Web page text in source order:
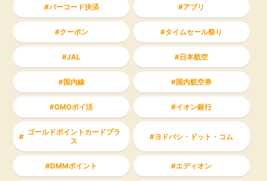
バーコード決済 アプリ
クーポン タイムセール祭り
JAL 日本航空
国内線 国内航空券
GMOポイ活 イオン銀行
ゴールドポイントカードプラ
ス
ヨドバシ・ドット・コム
DMMポイント エディオン